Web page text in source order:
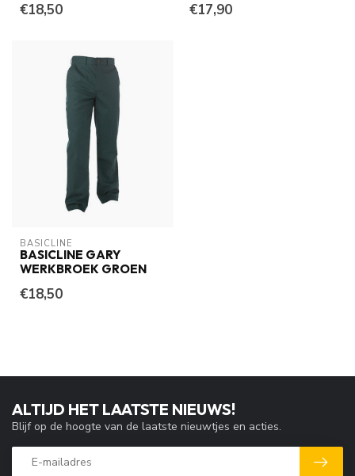
€18,50 €17,90
BASICLINE
BASICLINE GARY
WERKBROEK GROEN
€18,50
ALTIJD HET LAATSTE NIEUWS!
Blijf op de hoogte van de laatste nieuwtjes en acties.